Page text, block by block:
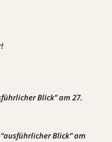
Blick” am 27.
Blick” am